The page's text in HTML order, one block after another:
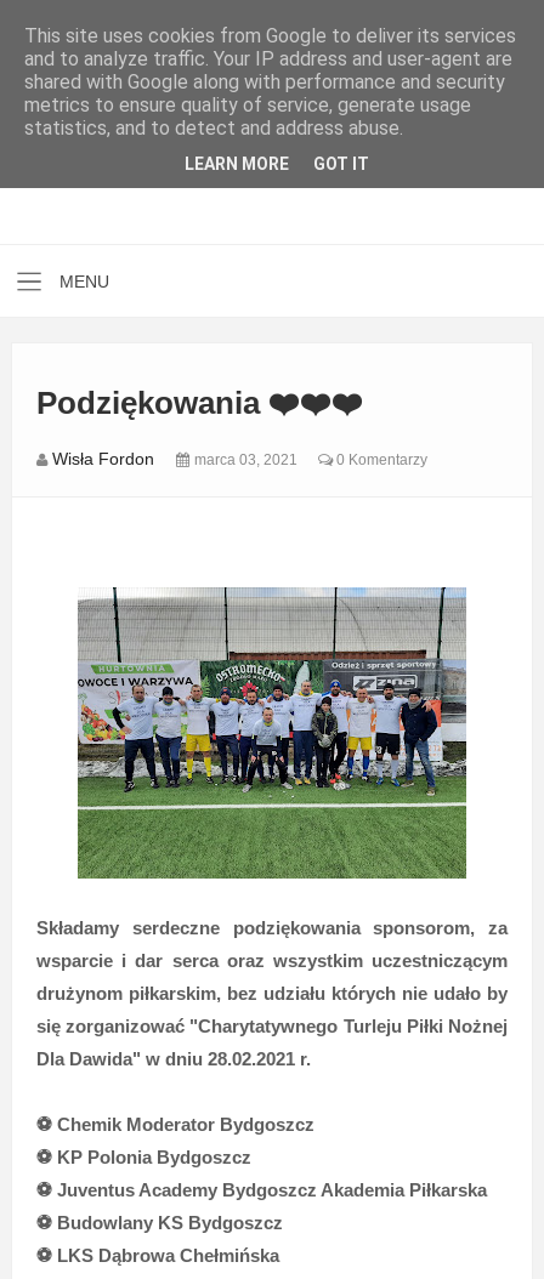
Podziękowania ❤️❤️❤️
Wisła Fordon marca 03, 2021 0 Komentarzy
Składamy serdeczne podziękowania sponsorom, za
wsparcie i dar serca oraz wszystkim uczestniczącym
drużynom piłkarskim, bez udziału których nie udało by
się zorganizować "Charytatywnego Turleju Piłki Nożnej
Dla Dawida" w dniu 28.02.2021 r.
⚽ Chemik Moderator Bydgoszcz
⚽ KP Polonia Bydgoszcz
⚽ Juventus Academy Bydgoszcz Akademia Piłkarska
⚽ Budowlany KS Bydgoszcz
⚽ LKS Dąbrowa Chełmińska
This site uses cookies from Google to deliver its services
and to analyze traffic. Your IP address and user-agent are
shared with Google along with performance and security
metrics to ensure quality of service, generate usage
statistics, and to detect and address abuse.
LEARN MORE GOT IT